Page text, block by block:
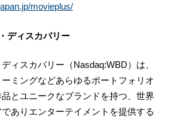
movieplus/
ディスカバリー
ィスカバリー（Nasdaq:WBD）は、
ミングなどあらゆるポートフォリオ
とユニークなブランドを持つ、世界
ありエンターテイメントを提供する